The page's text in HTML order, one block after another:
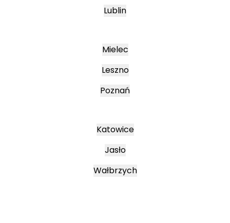
Lublin
Mielec
Leszno
Poznań
Katowice
Jasło
Wałbrzych